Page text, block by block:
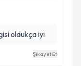
oldukça iyi
Şikayet Et